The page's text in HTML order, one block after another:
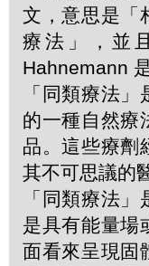
文，意思是「
療法」，並
Hahnemann
「同類療法
的一種自然療
品。這些療劑
其不可思議的
「同類療法
是具有能量場
面看來呈現固